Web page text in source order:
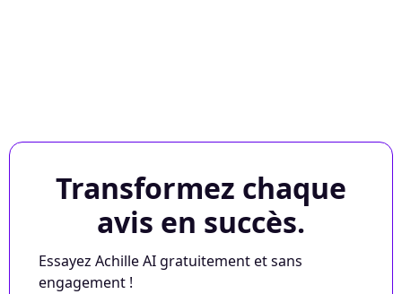
Transformez chaque
avis en succès.
Essayez Achille AI gratuitement et sans
engagement !